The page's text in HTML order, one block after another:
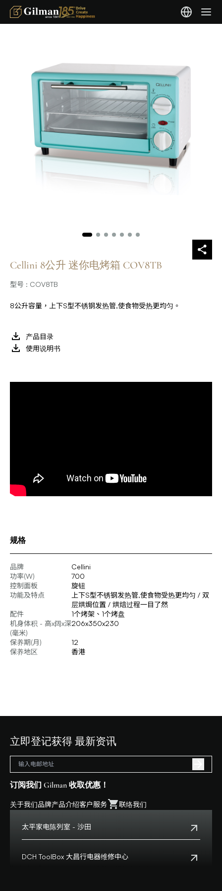
Cellini 8公升 迷你电烤箱 COV8TB
型号 : COV8TB
8公升容量，上下S型不锈钢发热管,使食物受热更均匀。
产品目录
使用说明书
规格
品牌
Cellini
功率(W)
700
控制面板
旋钮
功能及特点
上下S型不锈钢发热管,使食物受热更均匀 / 双
层烘焗位置 / 烘焙过程一目了然
配件
1个烤架、1个烤盘
机身体积 - 高x阔x深
(毫米)
206x350x230
保养期(月)
12
保养地区
香港
立即登记获得 最新资讯
订阅我们 Gilman 收取优惠！
关于我们品牌产品介绍客户服务 联络我们
太平家电陈列室 - 沙田
地址:
沙田乡事会路138号HomeSquare 357-358舖
DCH ToolBox 大昌行电器维修中心